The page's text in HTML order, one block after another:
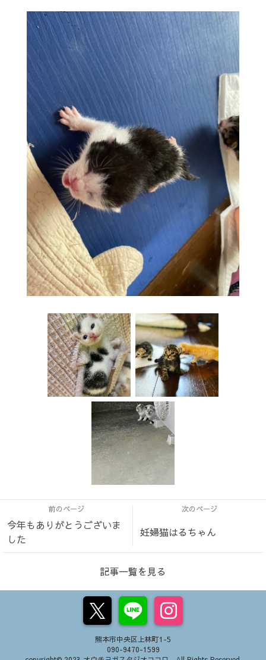
前のページ
今年もありがとうございま
した
次のページ
妊婦猫はるちゃん
記事一覧を見る
熊本市中央区上林町1-5
090-9470-1599